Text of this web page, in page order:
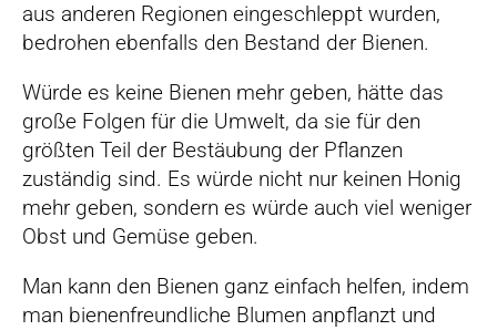
aus anderen Regionen eingeschleppt wurden,
bedrohen ebenfalls den Bestand der Bienen.
Würde es keine Bienen mehr geben, hätte das
große Folgen für die Umwelt, da sie für den
größten Teil der Bestäubung der Pflanzen
zuständig sind. Es würde nicht nur keinen Honig
mehr geben, sondern es würde auch viel weniger
Obst und Gemüse geben.
Man kann den Bienen ganz einfach helfen, indem
man bienenfreundliche Blumen anpflanzt und